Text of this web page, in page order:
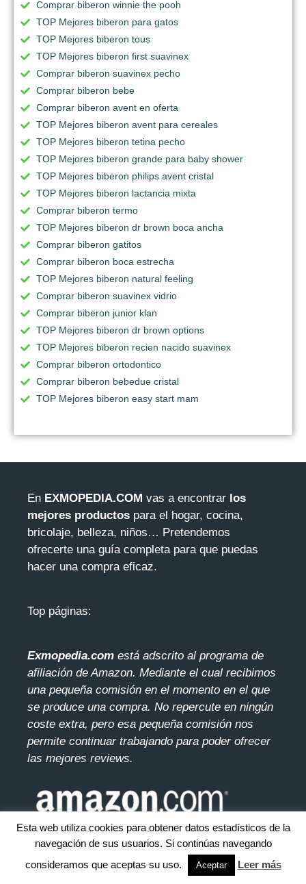
Comprar biberon winnie the pooh
TOP Mejores biberon para gatos
TOP Mejores biberon tous
TOP Mejores biberon first suavinex
Comprar biberon suavinex pecho
Comprar biberon bebe
Comprar biberon avent en oferta
TOP Mejores biberon avent para cereales
TOP Mejores biberon tetina pecho
TOP Mejores biberon grande para baby shower
TOP Mejores biberon philips avent cristal
TOP Mejores biberon lactancia mixta
Comprar biberon termo
TOP Mejores biberon dr brown boca ancha
Comprar biberon gatitos
Comprar biberon boca estrecha
TOP Mejores biberon natural feeling
Comprar biberon suavinex vidrio
Comprar biberon junior klan
TOP Mejores biberon dr brown options
TOP Mejores biberon recien nacido suavinex
Comprar biberon ortodontico
Comprar biberon bebedue cristal
TOP Mejores biberon easy start mam
En EXMOPEDIA.COM vas a encontrar los
mejores productos para el hogar, cocina,
bricolaje, belleza, niños… Pretendemos
ofrecerte una guía completa para que puedas
hacer una compra eficaz.
Top páginas:
Exmopedia.com está adscrito al programa de
afiliación de Amazon. Mediante el cual recibimos
una pequeña comisión en el momento en el que
se produce una compra. No repercute en ningún
coste extra, pero esa pequeña comisión nos
permite continuar trabajando para poder ofrecer
las mejores reviews.
Esta web utiliza cookies para obtener datos estadísticos de la
navegación de sus usuarios. Si continúas navegando
consideramos que aceptas su uso.
Aceptar Leer más